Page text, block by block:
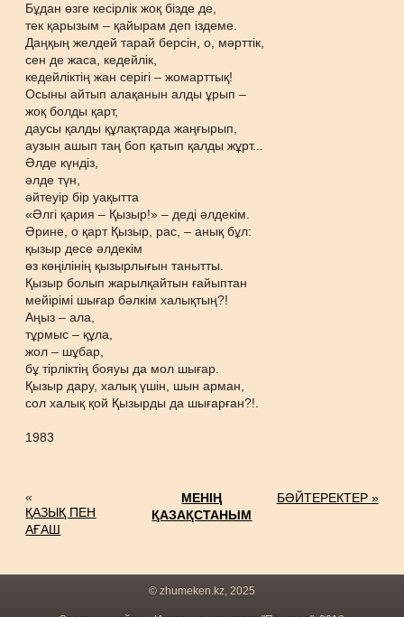
Бұдан өзге кесірлік жоқ бізде де,
тек қарызым – қайырам деп іздеме.
Даңқың желдей тарай берсін, о, мәрттік,
сен де жаса, кедейлік,
кедейліктің жан серігі – жомарттық!
Осыны айтып алақанын алды ұрып –
жоқ болды қарт,
даусы қалды құлақтарда жаңғырып,
аузын ашып таң боп қатып қалды жұрт...
Әлде күндіз,
әлде түн,
әйтеуір бір уақытта
«Әлгі қария – Қызыр!» – деді әлдекім.
Әрине, о қарт Қызыр, рас, – анық бұл:
қызыр десе әлдекім
өз көңілінің қызырлығын танытты.
Қызыр болып жарылқайтын ғайыптан
мейірімі шығар бәлкім халықтың?!
Аңыз – ала,
тұрмыс – құла,
жол – шұбар,
бұ тірліктің бояуы да мол шығар.
Қызыр дару, халық үшін, шын арман,
сол халық қой Қызырды да шығарған?!.
1983
«
ҚАЗЫҚ ПЕН
АҒАШ
МЕНІҢ
ҚАЗАҚСТАНЫМ
БӘЙТЕРЕКТЕР »
© zhumeken.kz, 2025